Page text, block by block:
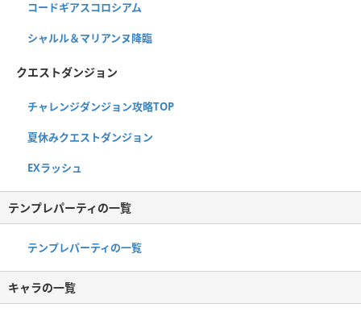
コードギアスコロシアム
シャルル＆マリアンヌ降臨
クエストダンジョン
チャレンジダンジョン攻略TOP
夏休みクエストダンジョン
EXラッシュ
テンプレパーティの一覧
テンプレパーティの一覧
キャラの一覧